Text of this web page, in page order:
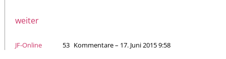
weiter
JF-Online 53 Kommentare – 17. Juni 2015 9:58